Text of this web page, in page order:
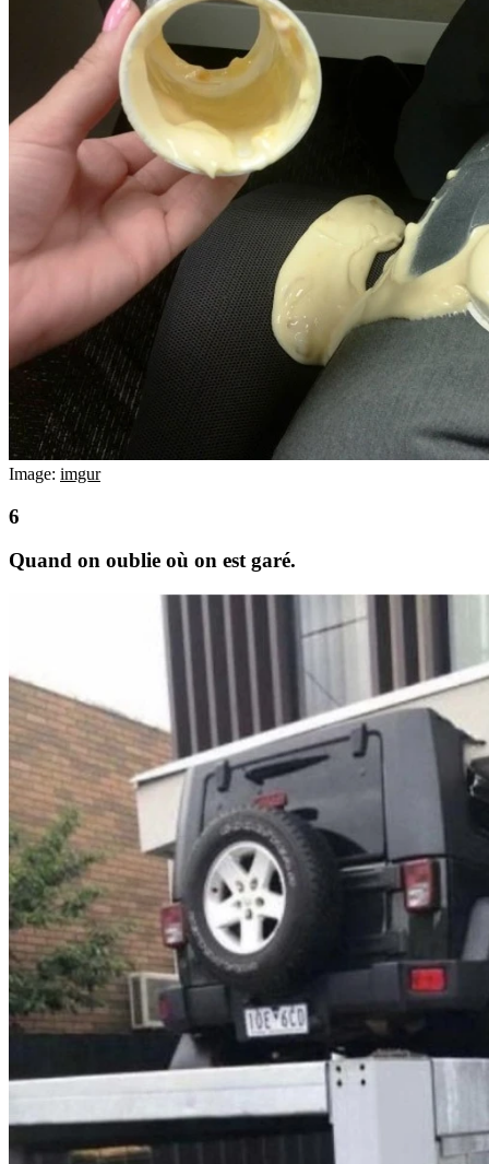
Image: imgur
Quand on oublie où on est garé.